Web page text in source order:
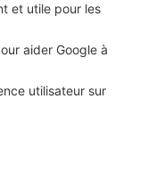
et utile pour les
aider Google à
utilisateur sur